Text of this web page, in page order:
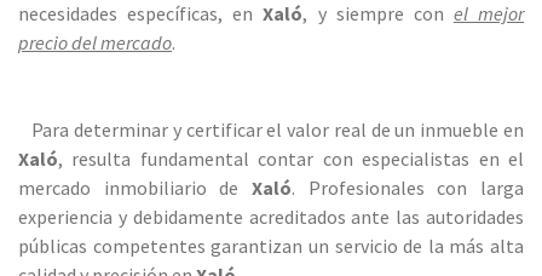
necesidades específicas, enXaló, y siempre con el mejor
precio del mercado.
Para determinar y certificar el valor real de un inmueble en
Xaló, resulta fundamental contar con especialistas en el
mercado inmobiliario de Xaló. Profesionales con larga
experiencia y debidamente acreditados ante las autoridades
públicas competentes garantizan un servicio de la más alta